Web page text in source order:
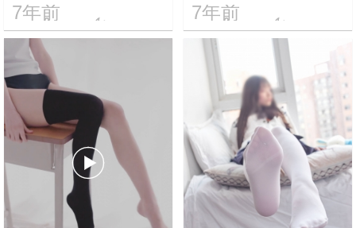
7年前
20 13339
7年前
13 19321
